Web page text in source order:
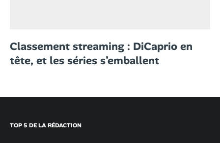
Classement streaming : DiCaprio en
tête, et les séries s’emballent
TOP 5 DE LA RÉDACTION